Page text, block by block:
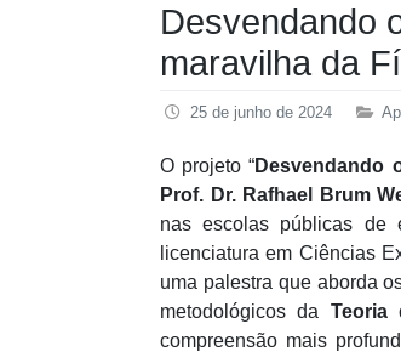
Desvendando
maravilha da
25 de junho de 2024
O projeto “Desvendando
Prof. Dr. Rafhael Brum
nas escolas públicas de
licenciatura em Ciências
uma palestra que aborda
metodológicos da Teoria
compreensão mais